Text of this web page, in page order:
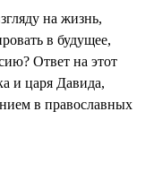
на жизнь,
в будущее,
Ответ на этот
и царя Давида,
в православных